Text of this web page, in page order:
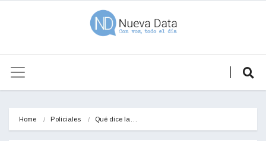
Home Policiales Qué dice la…